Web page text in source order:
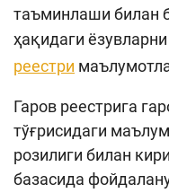
таъминлаши билан
ҳақидаги
реестри
Гаров реестрига
тўғрисидаги
розилиги билан
базасида